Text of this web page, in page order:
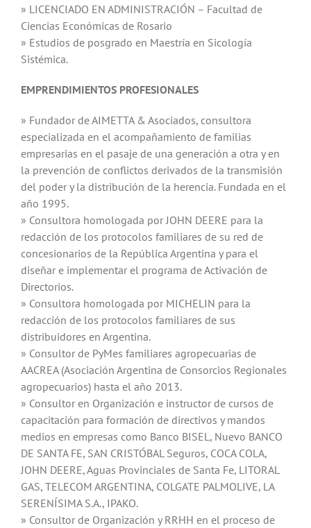
» LICENCIADO EN ADMINISTRACIÓN – Facultad de
Ciencias Económicas de Rosario
» Estudios de posgrado en Maestría en Sicología
Sistémica.
EMPRENDIMIENTOS PROFESIONALES
» Fundador de AIMETTA & Asociados, consultora
especializada en el acompañamiento de familias
empresarias en el pasaje de una generación a otra y en
la prevención de conflictos derivados de la transmisión
del poder y la distribución de la herencia. Fundada en el
año 1995.
» Consultora homologada por JOHN DEERE para la
redacción de los protocolos familiares de su red de
concesionarios de la República Argentina y para el
diseñar e implementar el programa de Activación de
Directorios.
» Consultora homologada por MICHELIN para la
redacción de los protocolos familiares de sus
distribuidores en Argentina.
» Consultor de PyMes familiares agropecuarias de
AACREA (Asociación Argentina de Consorcios Regionales
agropecuarios) hasta el año 2013.
» Consultor en Organización e instructor de cursos de
capacitación para formación de directivos y mandos
medios en empresas como Banco BISEL, Nuevo BANCO
DE SANTA FE, SAN CRISTÓBAL Seguros, COCA COLA,
JOHN DEERE, Aguas Provinciales de Santa Fe, LITORAL
GAS, TELECOM ARGENTINA, COLGATE PALMOLIVE, LA
SERENÍSIMA S.A., IPAKO.
» Consultor de Organización y RRHH en el proceso de